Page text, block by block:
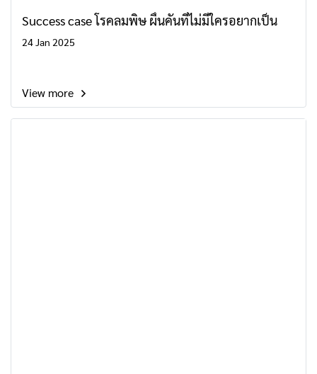
Success case โรคลมพิษ ผื่นคันที่ไม่มีใครอยากเป็น
24 Jan 2025
View more